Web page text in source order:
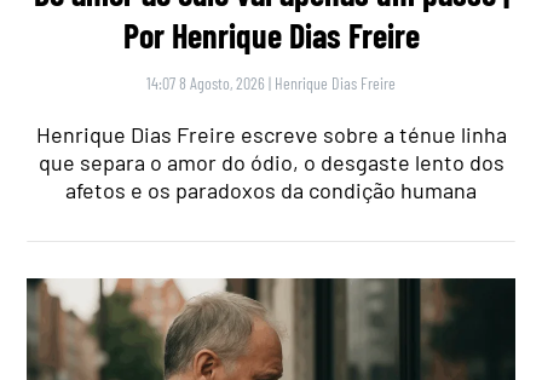
Por Henrique Dias Freire
14:07 8 Agosto, 2026 | Henrique Dias Freire
Henrique Dias Freire escreve sobre a ténue linha
que separa o amor do ódio, o desgaste lento dos
afetos e os paradoxos da condição humana